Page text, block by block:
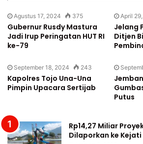
Agustus 17, 2024 375
Gubernur Rusdy Mastura
Jadi Irup Peringatan HUT RI
ke-79
April
Jelang
Ditjen
September 18, 2024 243
Kapolres Tojo Una-Una
Pimpin Upacara Sertijab
Putus
Rp14,27 Miliar
Dilaporkan ke Kejati